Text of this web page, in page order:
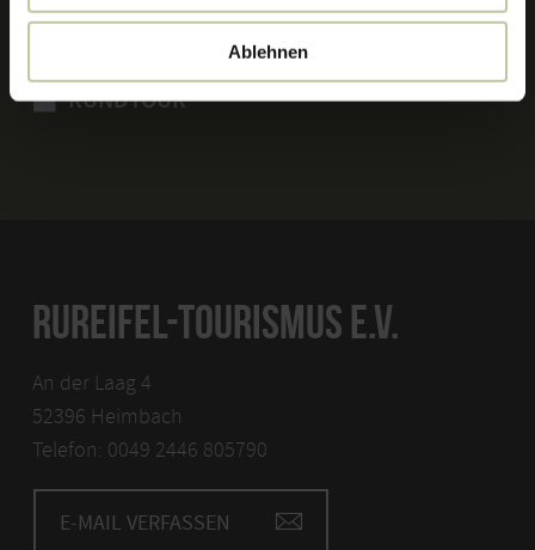
Ablehnen
MERKMALE:
RUNDTOUR
RUREIFEL-TOURISMUS E.V.
An der Laag 4
52396 Heimbach
Telefon: 0049 2446 805790
E-MAIL VERFASSEN